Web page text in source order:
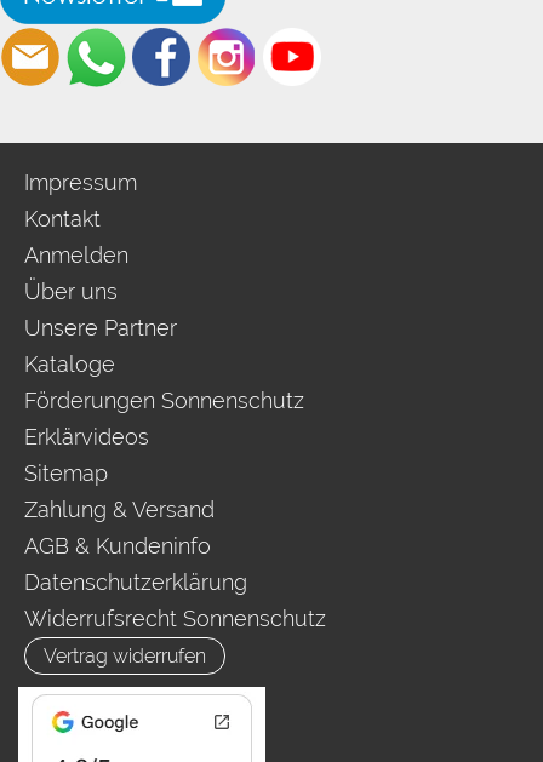
Impressum
Kontakt
Anmelden
Über uns
Unsere Partner
Kataloge
Förderungen Sonnenschutz
Erklärvideos
Sitemap
Zahlung & Versand
AGB & Kundeninfo
Datenschutzerklärung
Widerrufsrecht Sonnenschutz
Vertrag widerrufen